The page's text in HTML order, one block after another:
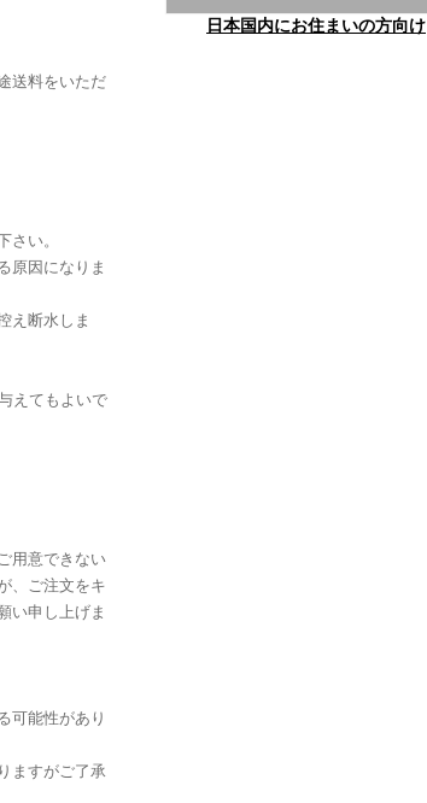
送料をいただ
さい。
原因になりま
え断水しま
えてもよいで
用意できない
、ご注文をキ
い申し上げま
可能性があり
ますがご了承
日本国内にお住まいの方向け